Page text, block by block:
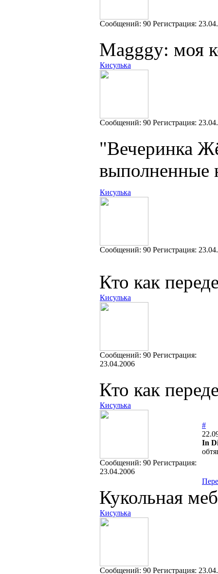
Cообщений: 90 Регистрация:
Magggy: моя
Кисулька
Cообщений: 90 Регистрация:
"Вечеринка
выполненные
Кисулька
Cообщений: 90 Регистрация:
Кто как
Кисулька
Cообщений: 90 Регистрация:
23.04.2006
Кто как
Кисулька
Cообщений: 90 Регистрация:
23.04.2006
#
In
Кукольная
Кисулька
Cообщений: 90 Регистрация: